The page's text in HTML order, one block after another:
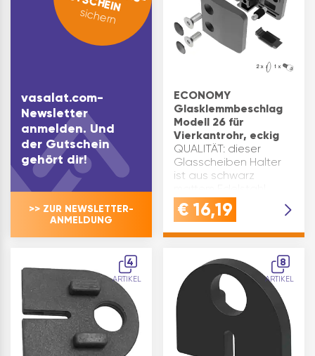
sichern
vasalat.com-
Newsletter
anmelden. Und
der Gutschein
gehört dir!
>> ZUR NEWSLETTER-
ANMELDUNG
ECONOMY
Glasklemmbeschlag
Modell 26 für
Vierkantrohr, eckig
QUALITÄT: dieser
Glasscheiben Halter
ist aus schwarz
gefertigt und bietet
eine robuste und
die Befestigung von
Glasplatten an
eckigen
…
€ 16,19
4
ARTIKEL
8
ARTIKEL